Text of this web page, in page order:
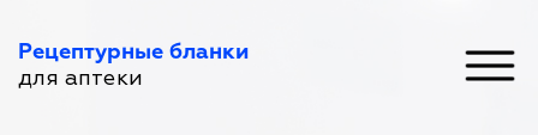
Рецептурные бланки
для аптеки